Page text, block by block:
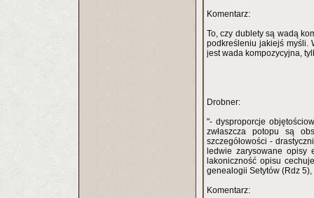
Komentarz:
To, czy dublety są wadą
podkreśleniu jakiejś myśli.
jest wada kompozycyjna,
Drobner:
"- dysproporcje
zwłaszcza potopu są
szczegółowości -
ledwie zarysowane opisy
lakoniczność opisu
genealogii Setytów (Rdz
Komentarz: